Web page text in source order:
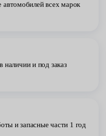
автомобилей всех марок
наличии и под заказ
и запасные части 1 год